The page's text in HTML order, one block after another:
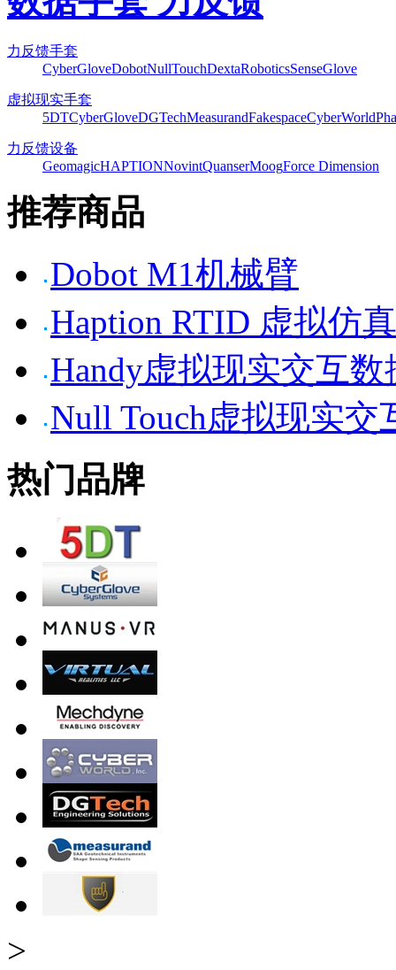
力反馈手套
CyberGloveDobotNullTouchDextaRoboticsSenseGlove
虚拟现实手套
5DTCyberGloveDGTechMeasurandFakespaceCyberWorld
力反馈设备
GeomagicHAPTIONNovintQuanserMoogForce Dimension
推荐商品
Dobot M1机械臂
Haption RTID 虚拟仿
Handy虚拟现实交互数
Null Touch虚拟现实交
热门品牌
>